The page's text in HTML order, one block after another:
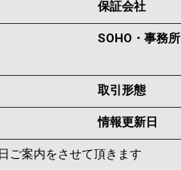
保証会社
SOHO・事務所
取引形態
情報更新日
ご案内をさせて頂きます